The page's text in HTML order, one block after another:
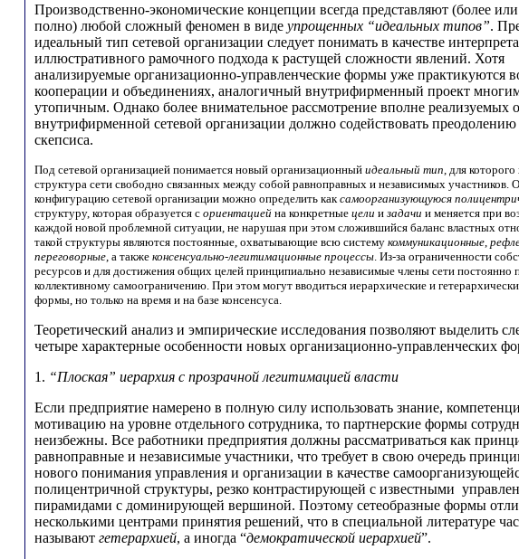
Производственно-экономические концепции всегда представляют (более
полно) любой сложный феномен в виде упрощенных “идеальных типов”.
идеальный тип сетевой организации следует понимать в качестве
иллюстративного рамочного подхода к растущей сложности явлений. Хотя
анализируемые организационно-управленческие формы уже практикуются
кооперации и объединениях, аналогичный внутрифирменный проект
утопичным. Однако более внимательное рассмотрение вполне реализуемых
внутрифирменной сетевой организации должно содействовать
скепсиса.
Под сетевой организацией понимается новый организационный идеальный тип , для
структура сети свободно связанных между собой равноправных и независимых участников.
конфигурацию сетевой организации можно определить как самоорганизующуюся
структуру, которая образуется с ориентацией на конкретные цели и задачи и меняется при
каждой новой проблемной ситуации, не нарушая при этом сложившийся баланс властных
такой структуры являются постоянные, охватывающие всю систему коммуникационные
переговорные , а также консенсуально-легитимационные процессы . Из-за ограниченности
ресурсов и для достижения общих целей принципиально независимые члены сети постоянно
коллективному самоограничению. При этом могут вводиться иерархические и
формы, но только на время и на базе консенсуса.
Теоретический анализ и эмпирические исследования позволяют выделить
четыре характерные особенности новых организационно-управленческих
1. “Плоская” иерархия с прозрачной легитимацией власти
Если предприятие намерено в полную силу использовать знание,
мотивацию на уровне отдельного сотрудника, то партнерские формы
неизбежны. Все работники предприятия должны рассматриваться как
равноправные и независимые участники, что требует в свою очередь
нового понимания управления и организации в качестве
полицентричной структуры, резко контрастирующей с известными
пирамидами с доминирующей вершиной. Поэтому сетеобразные формы
несколькими центрами принятия решений, что в специальной литературе
называют гетерархией, а иногда “демократической иерархией”.